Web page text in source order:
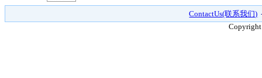
ContactUs(联系我们)